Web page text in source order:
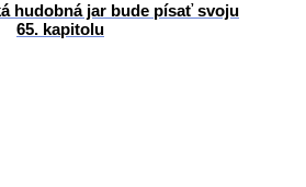
hudobná jar bude písať svoju
65. kapitolu